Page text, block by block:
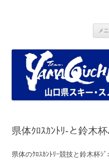
キ
メ
県体ｸﾛｽｶﾝﾄﾘ-と鈴木
県体のｸﾛｽｶﾝﾄﾘｰ競技と鈴木杯ｼ